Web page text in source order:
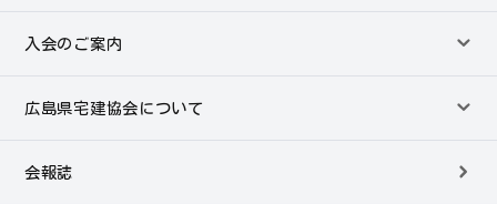
入会のご案内
広島県宅建協会について
会報誌